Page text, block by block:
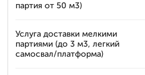
партия от 50 м3)
Услуга доставки мелкими
партиями (до 3 м3, легкий
самосвал/платформа)